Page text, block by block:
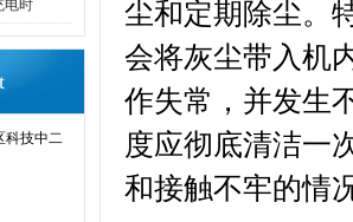
电时
科技中二
尘和定期除尘。
会将灰尘带入机
作失常，并发生
度应彻底清洁一
和接触不牢的情